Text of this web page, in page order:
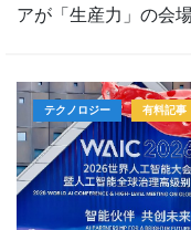
アが「生産力」の会
テクノロジー 有料記事